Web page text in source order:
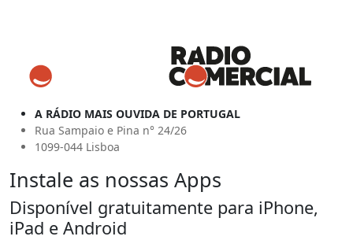
A RÁDIO MAIS OUVIDA DE PORTUGAL
Rua Sampaio e Pina n° 24/26
1099-044 Lisboa
Instale as nossas Apps
Disponível gratuitamente para iPhone,
iPad e Android